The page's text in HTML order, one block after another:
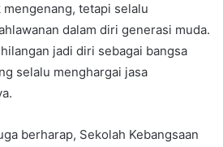
tetapi selalu
dalam diri generasi muda.
jadi diri sebagai bangsa
selalu menghargai jasa
berharap, Sekolah Kebangsaan